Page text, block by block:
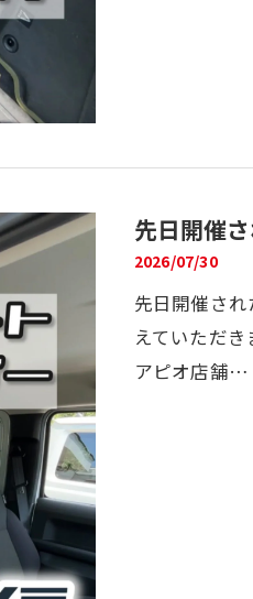
先日開催
2026/07/30
先日開催さ
えていただ
アピオ店舗…